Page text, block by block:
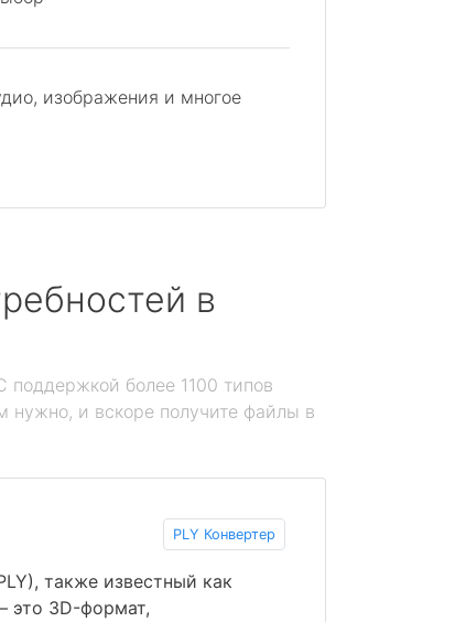
изображения и многое
в
более 1100 типов
нужно, и вскоре получите файлы в
PLY Конвертер
также известный как
это 3D-формат,